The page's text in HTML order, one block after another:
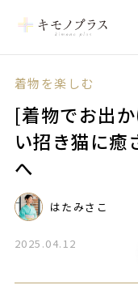
着物を楽しむ
[着物でお出
い招き猫に癒
へ
はたみさこ
2025.04.12